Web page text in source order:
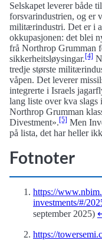
Selskapet leverer både
forsvarindustrien, og er
militærindustri. Det er i
okkupasjonen: det blei
frå Northrop Grumman
sikkerheitsløysingar.[4]
tredje største
våpen. Det leverer
integrerte i Israels
lang liste over kva slags
Northrop Grumman
Divestment».[5] Men
på lista, det har heller
Fotnoter
https://
investments/#/
september 2025)
https://